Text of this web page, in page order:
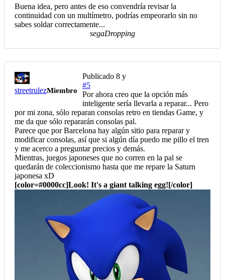
Buena idea, pero antes de eso convendría revisar la
continuidad con un multímetro, podrías empeorarlo sin no
sabes soldar correctamente...
segaDropping
streetrulezMiembro
Publicado 8 y
#5
Por ahora creo que la opción más
inteligente sería llevarla a reparar... Pero
por mi zona, sólo reparan consolas retro en tiendas Game, y
me da que sólo repararán consolas pal.
Parece que por Barcelona hay algún sitio para reparar y
modificar consolas, así que si algún día puedo me pillo el tren
y me acerco a preguntar precios y demás.
Mientras, juegos japoneses que no corren en la pal se
quedarán de coleccionismo hasta que me repare la Saturn
japonesa xD
[color=#0000cc]Look! It's a giant talking egg![/color]